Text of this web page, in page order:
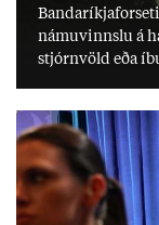
námu­vinnslu á
stjórn­völd eða